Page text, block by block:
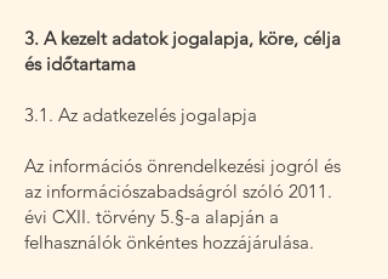
3. A kezelt adatok jogalapja, köre, célja
és időtartama
3.1. Az adatkezelés jogalapja
Az információs önrendelkezési jogról és
az információszabadságról szóló 2011.
évi CXII. törvény 5.§-a alapján a
felhasználók önkéntes hozzájárulása.